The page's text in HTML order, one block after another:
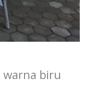
warna biru